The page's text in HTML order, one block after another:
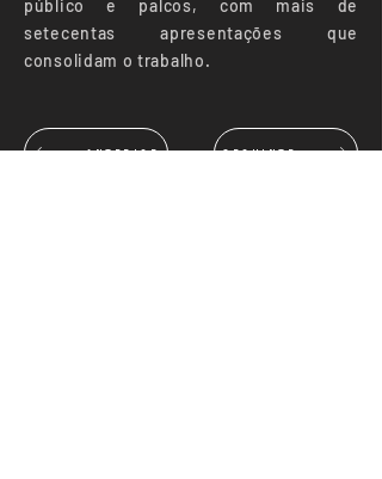
público e palcos, com mais de
setecentas apresentações que
consolidam o trabalho.
ANTERIOR SEGUINTE